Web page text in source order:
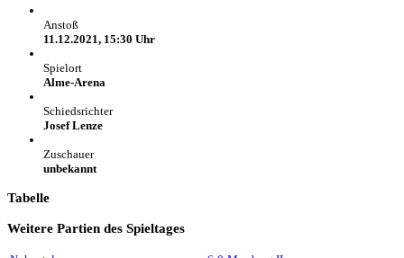
Anstoß
11.12.2021, 15:30 Uhr
Spielort
Alme-Arena
Schiedsrichter
Josef Lenze
Zuschauer
unbekannt
Tabelle
Weitere Partien des Spieltages